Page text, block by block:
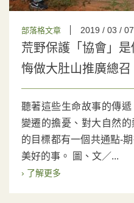
部落格文章 2019 / 03 / 07
荒野保護「協會」
悔做大肚山推廣總召
聽著這些生命故事的傳
變遷的擔憂、對大自然
的目標都有一個共通點-
美好的事。 圖、文／...
› 了解更多